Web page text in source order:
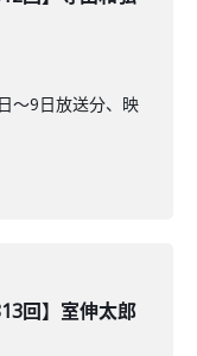
〜9日放送分、映
回】室伸太郎